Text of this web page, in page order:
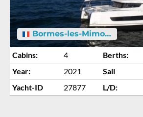
Bormes-les-Mimosas
Cabins: 4 Berths:
Year:
2021 Sail
Yacht-ID
27877 L/D: